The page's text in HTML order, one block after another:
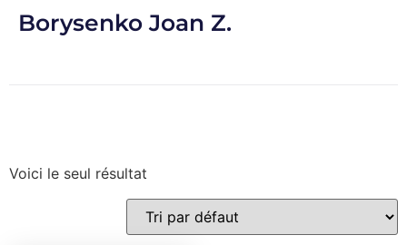
Borysenko Joan Z.
Voici le seul résultat